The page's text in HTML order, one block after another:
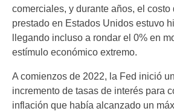
comerciales, y durante años, el costo
prestado en Estados Unidos estuvo
llegando incluso a rondar el 0% en
estímulo económico extremo.
A comienzos de 2022, la Fed inició
incremento de tasas de interés para
inflación que había alcanzado un